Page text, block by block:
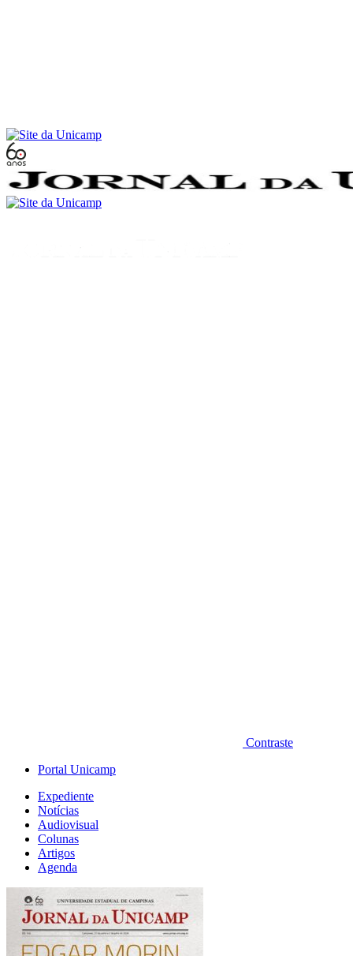
Contraste
Portal Unicamp
Expediente
Notícias
Audiovisual
Colunas
Artigos
Agenda